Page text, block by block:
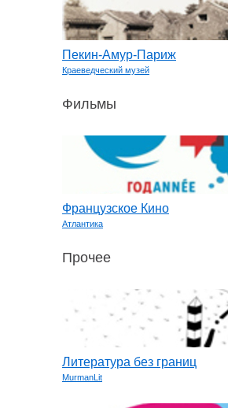
Пекин-Амур-Париж
Краеведческий музей
Фильмы
Французское Кино
Атлантика
Прочее
Литература без границ
MurmanLit